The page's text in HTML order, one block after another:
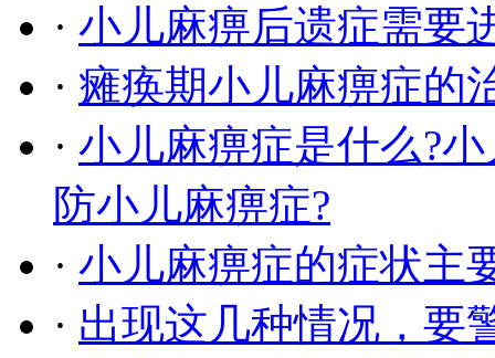
· 小儿麻痹后遗症需要
· 瘫痪期小儿麻痹症的
· 小儿麻痹症是什么?
防小儿麻痹症?
· 小儿麻痹症的症状主
· 出现这几种情况，要